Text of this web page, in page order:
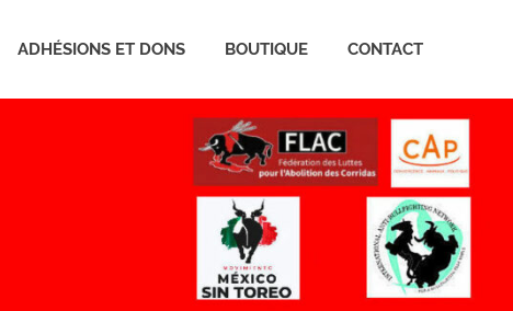
ADHÉSIONS ET DONS BOUTIQUE CONTACT